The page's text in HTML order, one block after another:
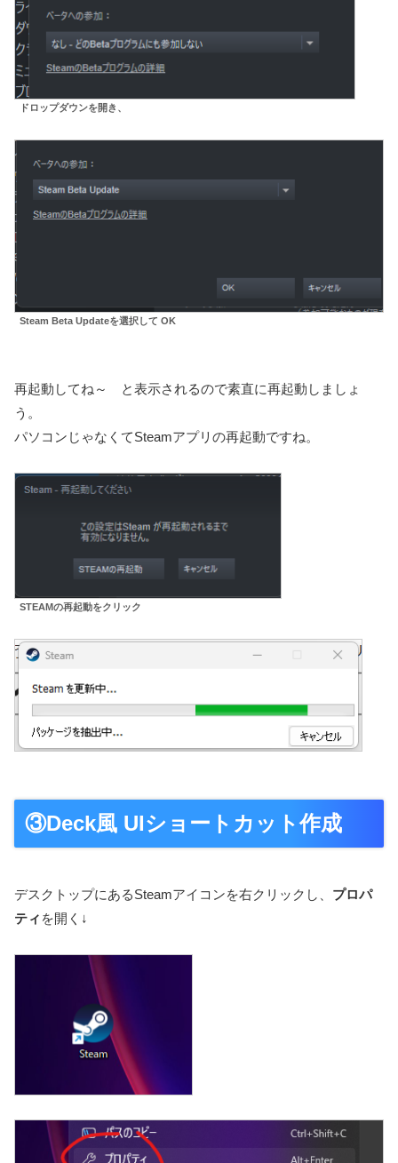
ドロップダウンを開き、
Steam Beta Updateを選択して OK
再起動してね～ と表示されるので素直に再起動しましょ
う。
パソコンじゃなくてSteamアプリの再起動ですね。
STEAMの再起動をクリック
③Deck風 UIショートカット作成
デスクトップにあるSteamアイコンを右クリックし、 プロパ
ティ を開く↓